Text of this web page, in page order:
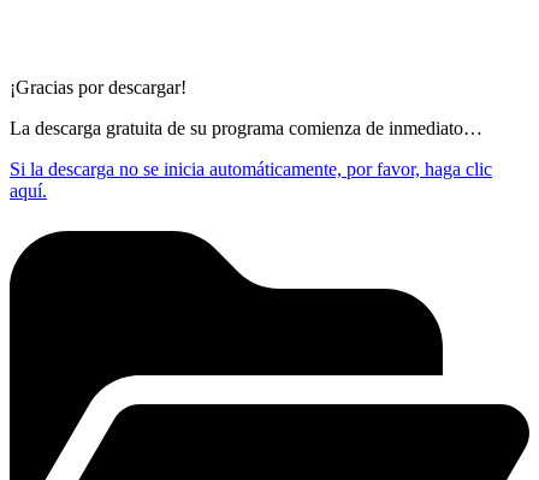
¡Gracias por descargar!
La descarga gratuita de su programa comienza de inmediato…
Si la descarga no se inicia automáticamente, por favor, haga clic
aquí.